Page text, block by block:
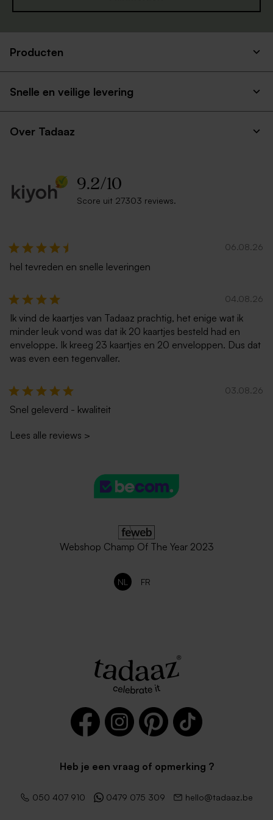
Producten
Snelle en veilige levering
Over Tadaaz
9.2/10
Score uit 27303 reviews.
06.08.26
hel tevreden en snelle leveringen
04.08.26
Ik vind de kaartjes van Tadaaz prachtig, het enige wat ik
minder leuk vond was dat ik 20 kaartjes besteld had en
enveloppe. Ik kreeg 23 kaartjes en 20 enveloppen. Dus dat
was even een tegenvaller.
03.08.26
Snel geleverd - kwaliteit
Lees alle reviews >
Webshop Champ Of The Year 2023
NL FR
Heb je een vraag of opmerking ?
050 407 910 0479 075 309 hello@tadaaz.be